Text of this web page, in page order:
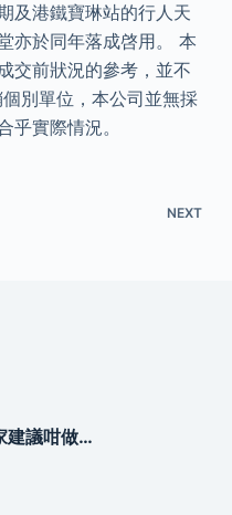
及港鐵寶琳站的行人天
亦於同年落成啓用。 本
交前狀況的參考，並不
別單位，本公司並無採
乎實際情況。
NEXT
建議咁做…